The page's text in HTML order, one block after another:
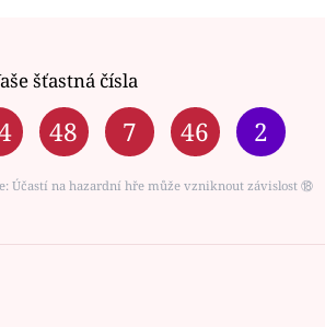
šťastná čísla
48 7 46 2
Účastí na hazardní hře může vzniknout závislost ⑱